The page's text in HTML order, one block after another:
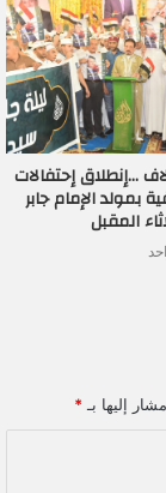
…إنطلاق إحتفالات
بمولد الإمام جابر
المقبل
إليها بـ *